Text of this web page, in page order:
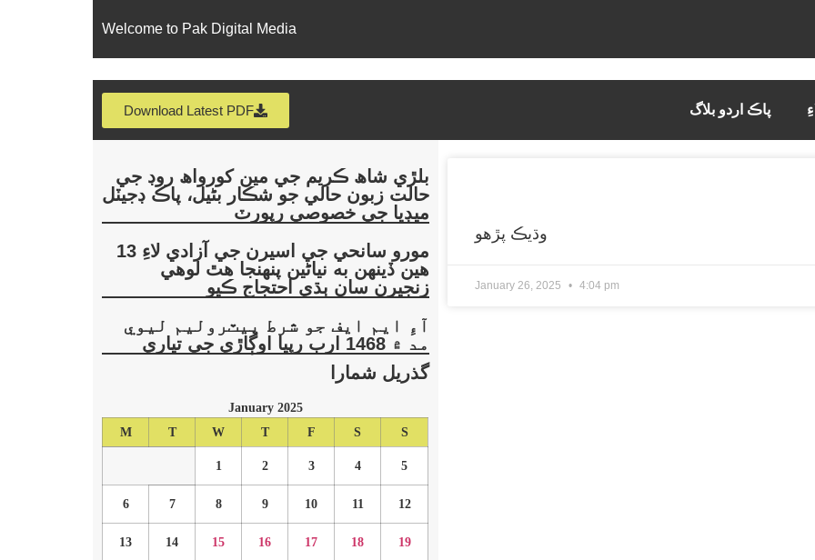
Welcome to Pak Digital Media
پاڪ اردو بلاگ Download Latest PDF
بلڙي شاھ ڪريم جي مين کورواھ روڊ جي
حالت زبون حالي جو شڪار بڻيل، پاڪ ڊجيٽل
ميڊيا جي خصوصي رپورٽ
مورو سانحي جي اسيرن جي آزادي لاءِ 13
هين ڏينهن به نياڻين پنهنجا هٿ لوهي
زنجيرن سان ٻڌي احتجاج ڪيو
آءِ ايم ايف جو شرط پيٽروليم ليوي
مد ۾ 1468 ارب رپيا اوڳاڙي جي تياري
گذريل شمارا
January 2025
M
T W T F S S
1 2 3 4 5
6 7 8 9 10 11 12
13 14 15 16 17 18 19
وڌيڪ پڙهو
January 26, 2025 4:04 pm